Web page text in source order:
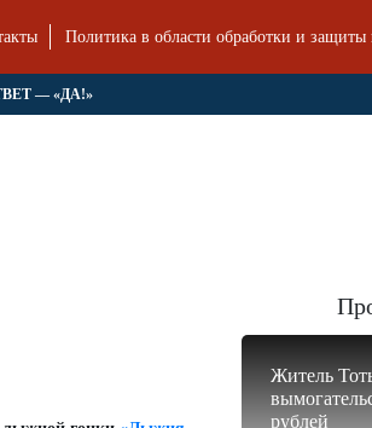
Политика в области обработки и
— «ДА!»
Житель
рублей